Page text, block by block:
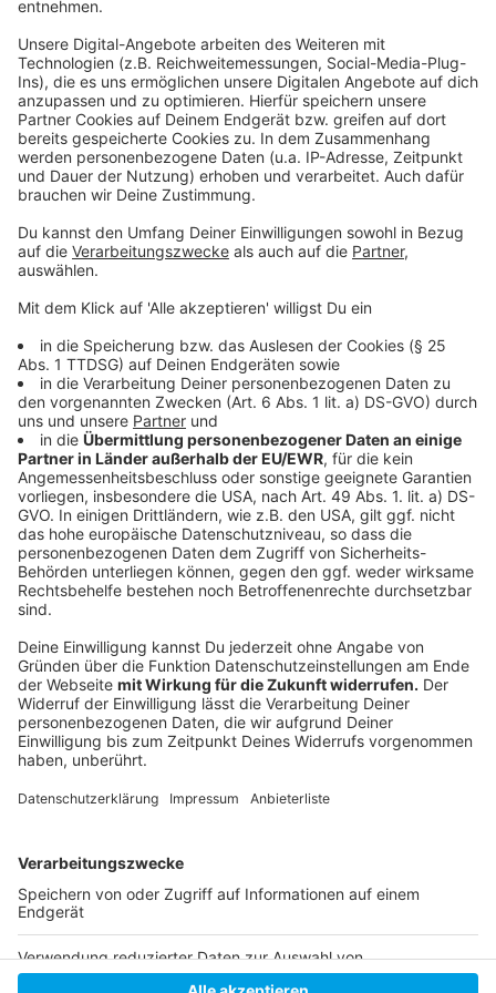
Anzeige
Bei Verstößen gibt es Bußgelder und Punkte
Anzeige
Wer keine Rettungsgasse bildet, muss mit einem
Bußgeld von mindestens 200 Euro rechnen. Außerdem
drohen ein Monat Fahrverbot und zwei Punkte in
Flensburg. Fährt jemand verbotenerweise durch die
Anzeige
Weitere Infos und Links zum Thema:
Anzeige
ADAC-Tipps: Sicher packen für die Sommerreise
ADAC-Tipps: Günstiger tanken neben der Autobahn
Parken im Urlaub: So vermeidest du Abschleppkosten
Auto vor Urlaub checken lassen
Anzeige
Anzeige